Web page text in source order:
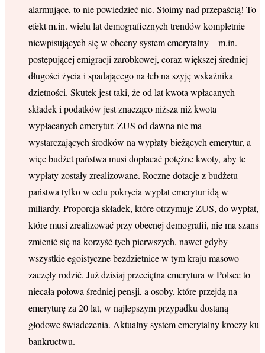
alarmujące, to nie powiedzieć nic. Stoimy nad przepaścią! To
efekt m.in. wielu lat demograficznych trendów kompletnie
niewpisujących się w obecny system emerytalny – m.in.
postępującej emigracji zarobkowej, coraz większej średniej
długości życia i spadającego na łeb na szyję wskaźnika
dzietności. Skutek jest taki, że od lat kwota wpłacanych
składek i podatków jest znacząco niższa niż kwota
wypłacanych emerytur. ZUS od dawna nie ma
wystarczających środków na wypłaty bieżących emerytur, a
więc budżet państwa musi dopłacać potężne kwoty, aby te
wypłaty zostały zrealizowane. Roczne dotacje z budżetu
państwa tylko w celu pokrycia wypłat emerytur idą w
miliardy. Proporcja składek, które otrzymuje ZUS, do wypłat,
które musi zrealizować przy obecnej demografii, nie ma szans
zmienić się na korzyść tych pierwszych, nawet gdyby
wszystkie egoistyczne bezdzietnice w tym kraju masowo
zaczęły rodzić. Już dzisiaj przeciętna emerytura w Polsce to
niecała połowa średniej pensji, a osoby, które przejdą na
emeryturę za 20 lat, w najlepszym przypadku dostaną
głodowe świadczenia. Aktualny system emerytalny kroczy ku
bankructwu.